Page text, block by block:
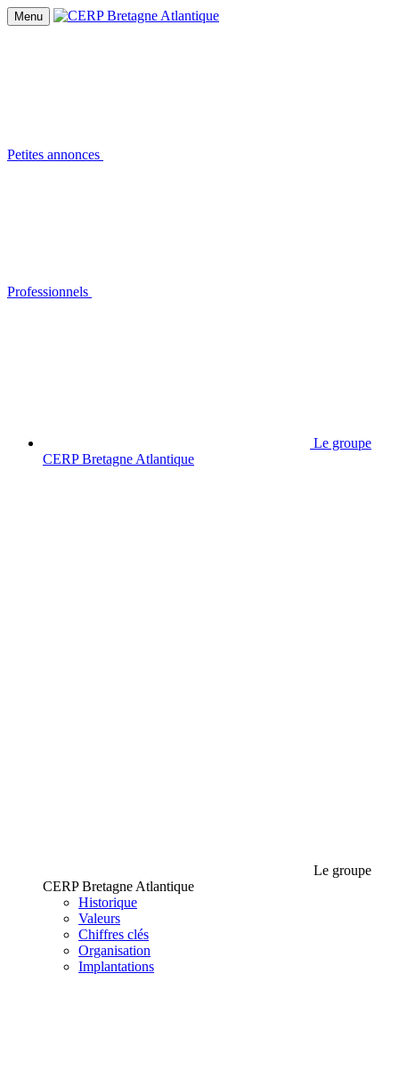
Menu
Petites annonces
Professionnels
Le groupe
CERP Bretagne Atlantique
Le groupe
CERP Bretagne Atlantique
Historique
Valeurs
Chiffres clés
Organisation
Implantations